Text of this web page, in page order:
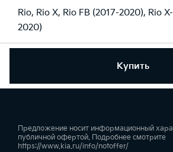
Купить
Rio, Rio X, Rio FB (2017-2020), Rio
2020)
Предложение носит информационный
публичной офертой. Подробнее смотрите
https://www.kia.ru/info/notoffer/